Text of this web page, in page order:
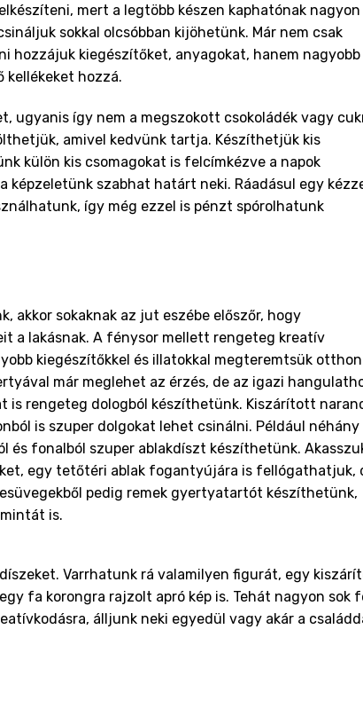
mert a legtöbb készen kaphatónak nagyon
sokkal olcsóbban kijöhetünk. Már nem csak
hozzájuk kiegészítőket, anyagokat, hanem nagyobb
hozzá.
ugyanis így nem a megszokott csokoládék vagy
amivel kedvünk tartja. Készíthetjük kis
külön kis csomagokat is felcímkézve a napok
képzeletünk szabhat határt neki. Ráadásul egy
így még ezzel is pénzt spórolhatunk
akkor sokaknak az jut eszébe előszőr, hogy
a lakásnak. A fénysor mellett rengeteg kreatív
kiegészítőkkel és illatokkal megteremtsük
már meglehet az érzés, de az igazi
is rengeteg dologból készíthetünk. Kiszárított
is szuper dolgokat lehet csinálni. Például néhány
és fonalból szuper ablakdíszt készíthetünk.
egy tetőtéri ablak fogantyújára is fellógathatjuk,
pedig remek gyertyatartót készíthetünk,
is.
Varrhatunk rá valamilyen figurát, egy
fa korongra rajzolt apró kép is. Tehát nagyon sok
álljunk neki egyedül vagy akár a